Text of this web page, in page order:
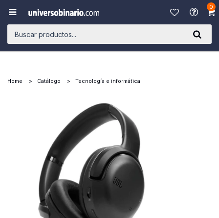
0

Home Catálogo Tecnología e informática